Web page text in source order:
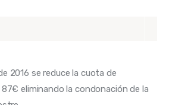
2016 se reduce la cuota de
eliminando la condonación de la